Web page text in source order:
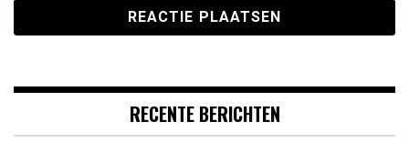
RECENTE BERICHTEN